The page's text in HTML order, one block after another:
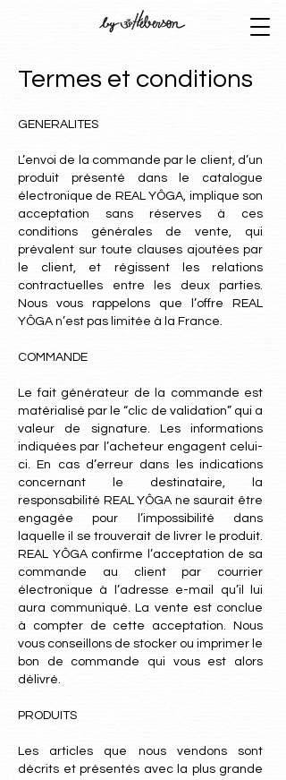
Termes et conditions
GENERALITES
L’envoi de la commande par le client, d’un
produit présenté dans le catalogue
électronique de REAL YÔGA, implique son
acceptation sans réserves à ces
conditions générales de vente, qui
prévalent sur toute clauses ajoutées par
le client, et régissent les relations
contractuelles entre les deux parties.
Nous vous rappelons que l’offre REAL
YÔGA n’est pas limitée à la France.
COMMANDE
Le fait générateur de la commande est
matérialisé par le “clic de validation” qui a
valeur de signature. Les informations
indiquées par l’acheteur engagent celui-
ci. En cas d’erreur dans les indications
concernant le destinataire, la
responsabilité REAL YÔGA ne saurait être
engagée pour l’impossibilité dans
laquelle il se trouverait de livrer le produit.
REAL YÔGA confirme l’acceptation de sa
commande au client par courrier
électronique à l’adresse e-mail qu’il lui
aura communiqué. La vente est conclue
à compter de cette acceptation. Nous
vous conseillons de stocker ou imprimer le
bon de commande qui vous est alors
délivré.
PRODUITS
Les articles que nous vendons sont
décrits et présentés avec la plus grande